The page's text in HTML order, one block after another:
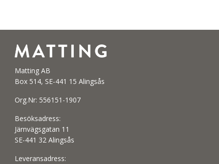
Matting AB
Box 514, SE-441 15 Alingsås
Org.Nr: 556151-1907
Besöksadress:
Järnvägsgatan 11
SE-441 32 Alingsås
Leveransadress: